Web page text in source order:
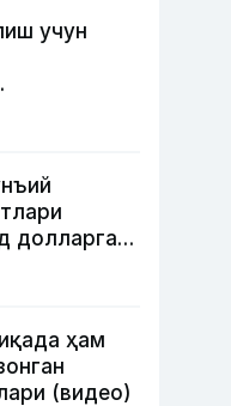
учун
қўйиши
долларга
ҳам
(видео)